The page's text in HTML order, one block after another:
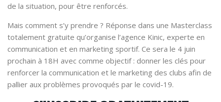
de la situation, pour être renforcés.
Mais comment s’y prendre ? Réponse dans une Masterclass
totalement gratuite qu’organise l’agence Kinic, experte en
communication et en marketing sportif. Ce sera le 4 juin
prochain à 18H avec comme objectif : donner les clés pour
renforcer la communication et le marketing des clubs afin de
pallier aux problèmes provoqués par le covid-19.